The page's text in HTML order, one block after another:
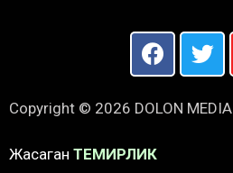
Copyright © 2026 DOLON MEDIA
Жасаган ТЕМИРЛИК